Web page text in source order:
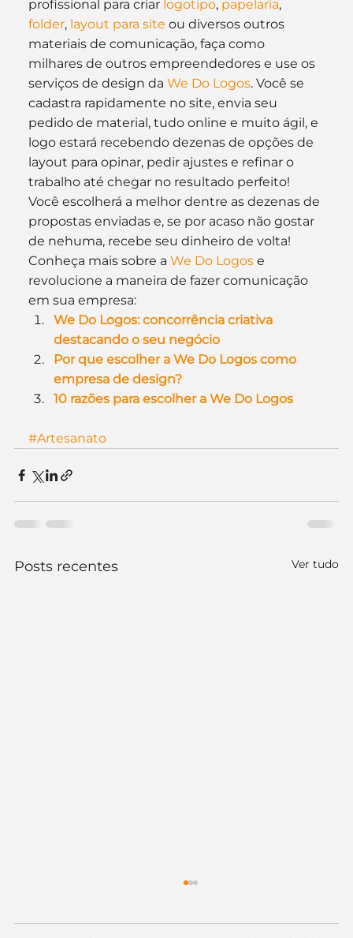
profissional para criar logotipo, papelaria,
folder, layout para site ou diversos outros
materiais de comunicação, faça como
milhares de outros empreendedores e use os
serviços de design da We Do Logos. Você se
cadastra rapidamente no site, envia seu
pedido de material, tudo online e muito ágil, e
logo estará recebendo dezenas de opções de
layout para opinar, pedir ajustes e refinar o
trabalho até chegar no resultado perfeito!
Você escolherá a melhor dentre as dezenas de
propostas enviadas e, se por acaso não gostar
de nehuma, recebe seu dinheiro de volta!
Conheça mais sobre a We Do Logos e
revolucione a maneira de fazer comunicação
em sua empresa:
We Do Logos: concorrência criativa
destacando o seu negócio
Por que escolher a We Do Logos como
empresa de design?
10 razões para escolher a We Do Logos
#Artesanato
Posts recentes Ver tudo